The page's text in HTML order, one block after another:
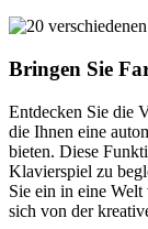
Bringen Sie
Entdecken Sie die
die Ihnen eine
bieten. Diese
Klavierspiel zu
Sie ein in eine
sich von der